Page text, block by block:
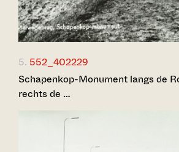
5. 552_402229
Schapenkop-Monument langs de
rechts de …